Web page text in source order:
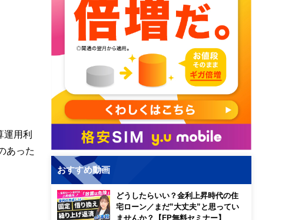
用利
あった
おすすめ動画
どうしたらいい？金利上昇時代の住
宅ローン／まだ”大丈夫”と思ってい
ませんか？【FP無料セミナー】